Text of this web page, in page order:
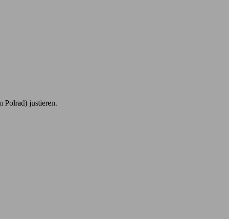
Polrad) justieren.